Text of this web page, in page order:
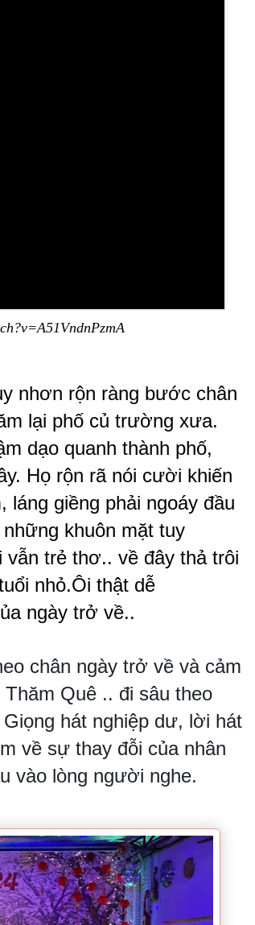
nhơn rộn ràng bước chân
lại phố củ trường xưa.
dạo quanh thành phố,
Họ rộn rã nói cười khiến
láng giềng phải ngoáy đầu
khuôn mặt tuy
trẻ thơ.. về đây thả trôi
nhỏ.Ôi thật dễ
ngày trở về..
chân ngày trở về và cảm
Thăm Quê .. đi sâu theo
hát nghiệp dư, lời hát
về sự thay đỗi của nhân
vào lòng người nghe.